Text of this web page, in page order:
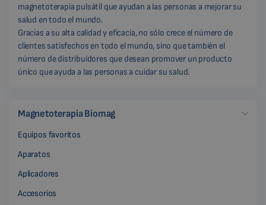
magnetoterapia pulsátil que ayudan a las personas a mejorar su
salud en todo el mundo.
Gracias a su alta calidad y eficacia, no sólo crece el número de
clientes satisfechos en todo el mundo, sino que también el
número de distribuidores que desean promover un producto
único que ayuda a las personas a cuidar su salud.
Magnetoterapia Biomag
Equipos favoritos
Aparatos
Aplicadores
Accesorios